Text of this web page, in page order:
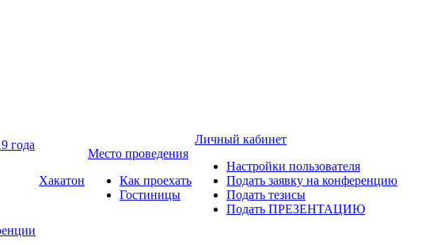
года
Хакатон
Место проведения
Как проехать
Гостиницы
Личный кабинет
Настройки пользователя
Подать заявку на конференцию
Подать тезисы
Подать ПРЕЗЕНТАЦИЮ